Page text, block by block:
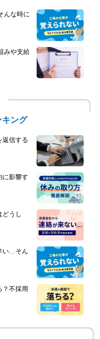
んな時に
みや支給
キング
返信する
に影響す
どうし
い…そん
？不採用